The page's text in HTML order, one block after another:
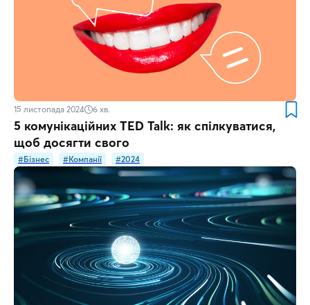
15 листопада 2024 6 хв.
5 комунікаційних TED Talk: як спілкуватися,
щоб досягти свого
#Бізнес #Компанії #2024